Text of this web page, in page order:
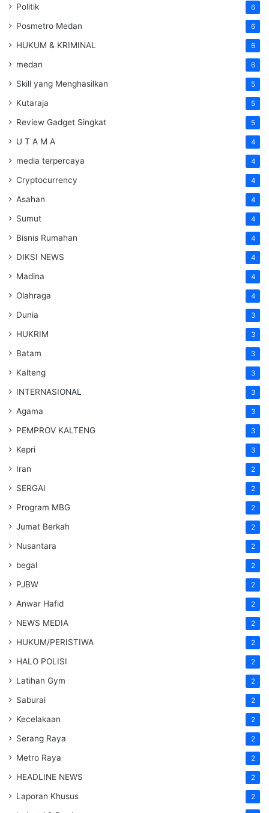
Politik 6
Posmetro Medan 6
HUKUM & KRIMINAL 6
medan 6
Skill yang Menghasilkan 5
Kutaraja 5
Review Gadget Singkat 5
U T A M A 4
media terpercaya 4
Cryptocurrency 4
Asahan 4
Sumut 4
Bisnis Rumahan 4
DIKSI NEWS 4
Madina 4
Olahraga 4
Dunia 3
HUKRIM 3
Batam 3
Kalteng 3
INTERNASIONAL 3
Agama 3
PEMPROV KALTENG 3
Kepri 3
Iran 2
SERGAI 2
Program MBG 2
Jumat Berkah 2
Nusantara 2
begal 2
PJBW 2
Anwar Hafid 2
NEWS MEDIA 2
HUKUM/PERISTIWA 2
HALO POLISI 2
Latihan Gym 2
Saburai 2
Kecelakaan 2
Serang Raya 2
Metro Raya 2
HEADLINE NEWS 2
Laporan Khusus 2